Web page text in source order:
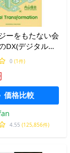
ーをもたない会
DX(デジタルト
ーメーション)/
0 (1件)
価格比較
4.55 (125,856件)